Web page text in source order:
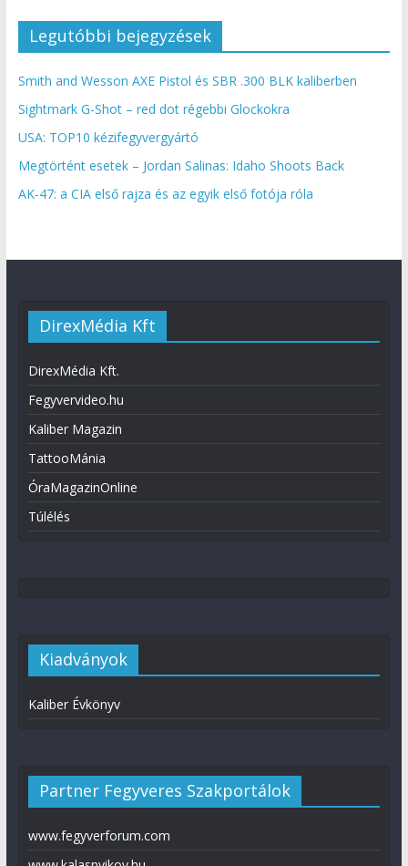
Legutóbbi bejegyzések
Smith and Wesson AXE Pistol és SBR .300 BLK kaliberben
Sightmark G-Shot – red dot régebbi Glockokra
USA: TOP10 kézifegyvergyártó
Megtörtént esetek – Jordan Salinas: Idaho Shoots Back
AK-47: a CIA első rajza és az egyik első fotója róla
DirexMédia Kft
DirexMédia Kft.
Fegyvervideo.hu
Kaliber Magazin
TattooMánia
ÓraMagazinOnline
Túlélés
Kiadványok
Kaliber Évkönyv
Partner Fegyveres Szakportálok
www.fegyverforum.com